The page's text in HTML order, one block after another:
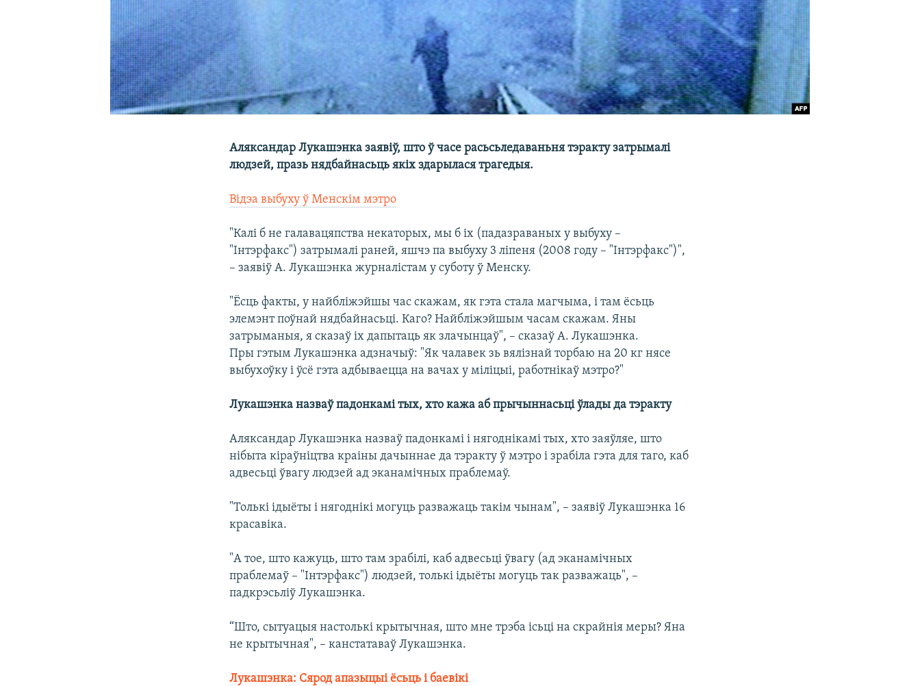
Аляксандар Лукашэнка заявіў, што ў часе расьсьледаваньня тэракту затрымалі
людзей, празь нядбайнасьць якіх здарылася трагедыя.
Відэа выбуху ў Менскім мэтро
"Калі б не галавацяпства некаторых, мы б іх (падазраваных у выбуху –
"Інтэрфакс") затрымалі раней, яшчэ па выбуху 3 ліпеня (2008 году – "Інтэрфакс")",
– заявіў А. Лукашэнка журналістам у суботу ў Менску.
"Ёсць факты, у найбліжэйшы час скажам, як гэта стала магчыма, і там ёсьць
элемэнт поўнай нядбайнасьці. Каго? Найбліжэйшым часам скажам. Яны
затрыманыя, я сказаў іх дапытаць як злачынцаў", – сказаў А. Лукашэнка.
Пры гэтым Лукашэнка адзначыў: "Як чалавек зь вялізнай торбаю на 20 кг нясе
выбухоўку і ўсё гэта адбываецца на вачах у міліцыі, работнікаў мэтро?"
Лукашэнка назваў падонкамі тых, хто кажа аб прычыннасьці ўлады да тэракту
Аляксандар Лукашэнка назваў падонкамі і нягоднікамі тых, хто заяўляе, што
нібыта кіраўніцтва краіны дачыннае да тэракту ў мэтро і зрабіла гэта для таго, каб
адвесьці ўвагу людзей ад эканамічных праблемаў.
"Толькі ідыёты і нягоднікі могуць разважаць такім чынам", – заявіў Лукашэнка 16
красавіка.
"А тое, што кажуць, што там зрабілі, каб адвесьці ўвагу (ад эканамічных
праблемаў – "Інтэрфакс") людзей, толькі ідыёты могуць так разважаць", –
падкрэсьліў Лукашэнка.
“Што, сытуацыя настолькі крытычная, што мне трэба ісьці на скрайнія меры? Яна
не крытычная", – канстатаваў Лукашэнка.
Лукашэнка: Сярод апазыцыі ёсьць і баевікі